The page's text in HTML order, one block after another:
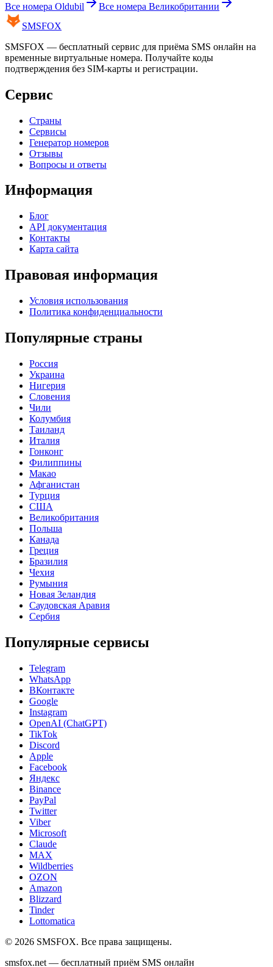
Все номера Oldubil Все номера Великобритании
SMSFOX
SMSFOX — бесплатный сервис для приёма SMS онлайн на
временные виртуальные номера. Получайте коды
подтверждения без SIM-карты и регистрации.
Сервис
Страны
Сервисы
Генератор номеров
Отзывы
Вопросы и ответы
Информация
Блог
API документация
Контакты
Карта сайта
Правовая информация
Условия использования
Политика конфиденциальности
Популярные страны
Россия
Украина
Нигерия
Словения
Чили
Колумбия
Таиланд
Италия
Гонконг
Филиппины
Макао
Афганистан
Турция
США
Великобритания
Польша
Канада
Греция
Бразилия
Чехия
Румыния
Новая Зеландия
Саудовская Аравия
Сербия
Популярные сервисы
Telegram
WhatsApp
ВКонтакте
Google
Instagram
OpenAI (ChatGPT)
TikTok
Discord
Apple
Facebook
Яндекс
Binance
PayPal
Twitter
Viber
Microsoft
Claude
MAX
Wildberries
OZON
Amazon
Blizzard
Tinder
Lottomatica
© 2026 SMSFOX. Все права защищены.
smsfox.net — бесплатный приём SMS онлайн